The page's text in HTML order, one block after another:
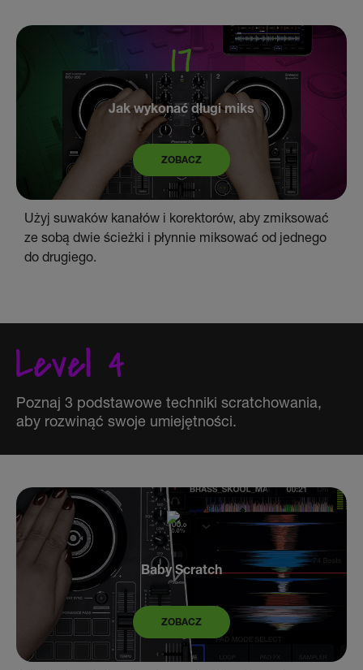
Jak wykonać długi miks
ZOBACZ
Użyj suwaków kanałów i korektorów, aby zmiksować
ze sobą dwie ścieżki i płynnie miksować od jednego
do drugiego.
Poznaj 3 podstawowe techniki scratchowania,
aby rozwinąć swoje umiejętności.
Baby Scratch
ZOBACZ